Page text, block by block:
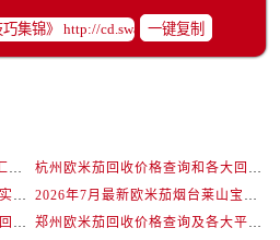
辽宁省盘锦市兴隆台区石油大街欧米茄售后服务中心（需提前预约）
辽宁省铁岭市银州区南马路欧米茄售后服务中心（需提前预约）
辽宁省营口市站前区市府路与渤海大街交叉口欧米茄售后服务中心（需提前预约）
一键复制
2026年7月最新欧米茄贵阳万象汇维修保养服务电话
杭州欧米茄回收价格查询和各大回收平台实测排行（2026年7月最新数据）
欧米茄回收价格查询及靠谱平台实测排行(2026年7月最新)
2026年7月最新欧米茄烟台莱山宝龙广场维修保养服务电话
北京欧米茄回收价格查询及靠谱回收平台实测排行（2026年7月最新数据）
郑州欧米茄回收价格查询及各大平台实测排行(2026年7月最新数据)